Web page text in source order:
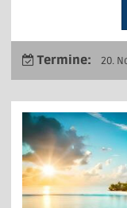
Termine: 20.